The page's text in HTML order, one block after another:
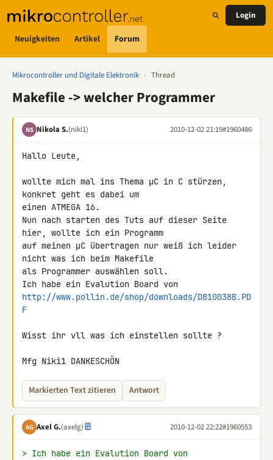
Neuigkeiten Artikel Forum
Login
Mikrocontroller und Digitale Elektronik › Thread
Makefile -> welcher Programmer
NS Nikola S.(niki1) 2010-12-02 21:19#1960486
Hallo Leute,
wollte mich mal ins Thema µC in C stürzen,
konkret geht es dabei um
einen ATMEGA 16.
Nun nach starten des Tuts auf dieser Seite
hier, wollte ich ein Programm
auf meinen µC übertragen nur weiß ich leider
nicht was ich beim Makefile
als Programmer auswählen soll.
http://www.pollin.de/shop/downloads/D810038B.PD
F
Wisst ihr vll was ich einstellen sollte ?
Mfg Niki1 DANKESCHÖN
Markierten Text zitieren Antwort
AG Axel G.(axelg) 2010-12-02 22:22#1960553
> Ich habe ein Evalution Board von